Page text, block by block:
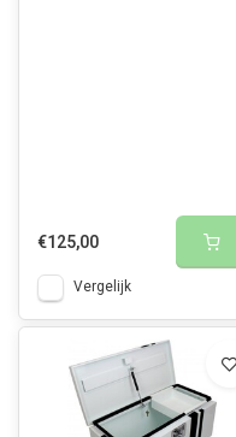
€125,00
Vergelijk